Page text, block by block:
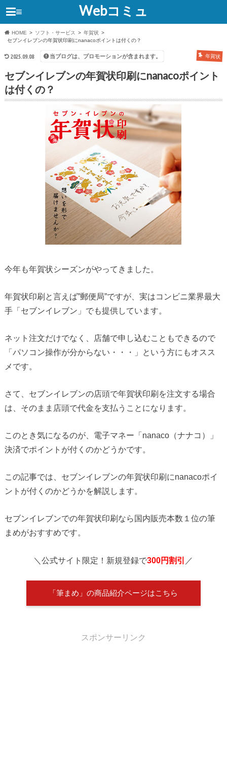
Webコミュ
≡
HOME ソフト・サービス
年賀状
セブンイレブンの年賀状印刷にnanacoポイントは付くの？
2025.09.08 年賀状
当ブログは、プロモーションが含まれます。
セブンイレブンの年賀状印刷にnanacoポイント
は付くの？
今年も年賀状シーズンがやってきました。
年賀状印刷と言えば”郵便局”ですが、実はコンビニ業界最大
手「セブンイレブン」でも提供しています。
ネット注文だけでなく、店舗で申し込むこともできるので
「パソコン操作が分からない・・・」という方にもオスス
メです。
さて、セブンイレブンの店頭で年賀状印刷を注文する場合
は、そのまま店頭で代金を支払うことになります。
このとき気になるのが、電子マネー「nanaco（ナナコ）」
決済でポイントが付くのかどうかです。
この記事では、セブンイレブンの年賀状印刷にnanacoポイ
ントが付くのかどうかを解説します。
セブンイレブンでの年賀状印刷なら国内販売本数１位の筆
まめがおすすめです。
＼公式サイト限定！新規登録で300円割引 ／
「筆まめ」の商品紹介ページはこちら
スポンサーリンク